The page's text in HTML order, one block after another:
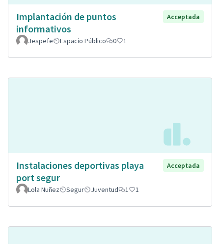
Implantación de puntos
informativos
Acceptada
Jespefe Espacio Público 0 1
Instalaciones deportivas playa
port segur
Acceptada
Lola Nuñez Segur Juventud 1 1